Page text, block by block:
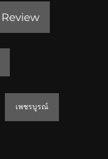
Review
เพชรบูรณ์